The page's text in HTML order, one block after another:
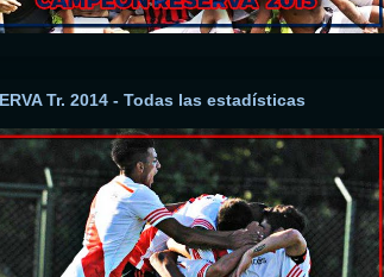
Tr. 2014 - Todas las estadísticas